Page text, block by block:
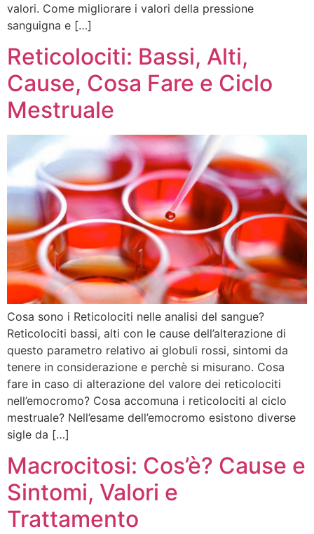
valori. Come migliorare i valori della pressione
sanguigna e […]
Reticolociti: Bassi, Alti,
Cause, Cosa Fare e Ciclo
Mestruale
Cosa sono i Reticolociti nelle analisi del sangue?
Reticolociti bassi, alti con le cause dell’alterazione di
questo parametro relativo ai globuli rossi, sintomi da
tenere in considerazione e perchè si misurano. Cosa
fare in caso di alterazione del valore dei reticolociti
nell’emocromo? Cosa accomuna i reticolociti al ciclo
mestruale? Nell’esame dell’emocromo esistono diverse
sigle da […]
Macrocitosi: Cos’è? Cause e
Sintomi, Valori e
Trattamento